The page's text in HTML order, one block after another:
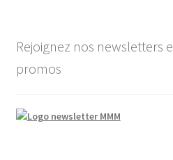
Rejoignez nos newsletters
promos